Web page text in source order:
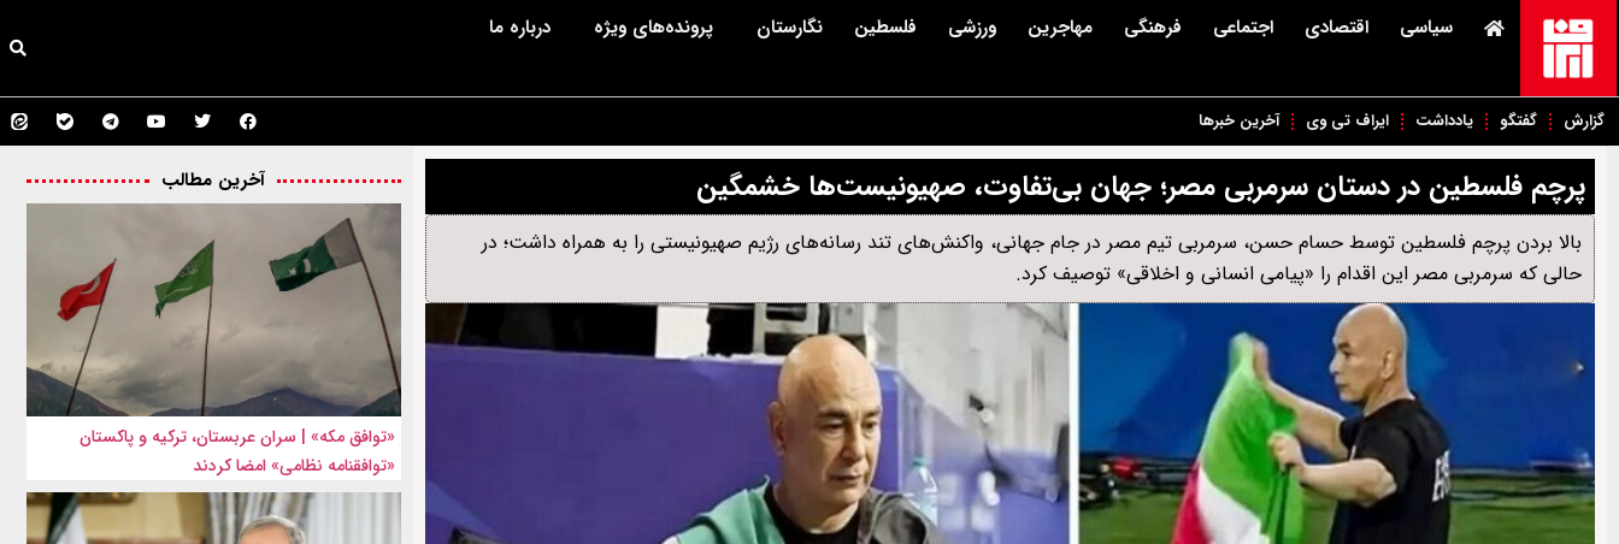
سیاسی اقتصادی اجتماعی فرهنگی مهاجرین ورزشی فلسطین نگارستان پرونده‌های ویژه درباره ما
گزارش گفتگو یادداشت ایراف تی وی آخرین خبرها
پرچم فلسطین در دستان سرمربی مصر؛ جهان بی‌تفاوت، صهیونیست‌ها خشمگین
بالا بردن پرچم فلسطین توسط حسام حسن، سرمربی تیم مصر در جام جهانی، واکنش‌های تند رسانه‌های رژیم صهیونیستی را به همراه داشت؛ در
حالی که سرمربی مصر این اقدام را «پیامی انسانی و اخلاقی» توصیف کرد.
آخرین مطالب
«توافق مکه» | سران عربستان، ترکیه و پاکستان
«توافقنامه نظامی» امضا کردند